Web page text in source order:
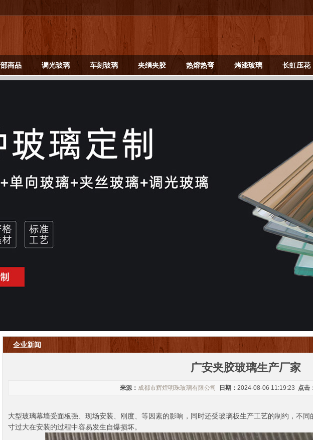
商品 调光玻璃 车刻玻璃 夹绢夹胶 热熔热弯 烤漆玻璃 长虹压花
企业新闻
广安夹胶玻璃生产厂家
来源： 成都市辉煌明珠玻璃有限公司 日期： 2024-08-06 11:19:23 点击
大型玻璃幕墙受面板强、现场安装、刚度、等因素的影响，同时还受玻璃板生产工艺的制约，不
寸过大在安装的过程中容易发生自爆损坏。